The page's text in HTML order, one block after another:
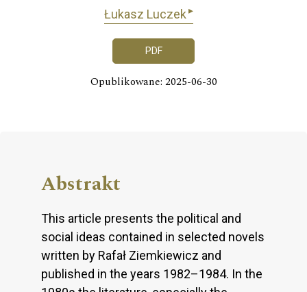
Łukasz Luczek ▸
PDF
Opublikowane: 2025-06-30
Abstrakt
This article presents the political and
social ideas contained in selected novels
written by Rafał Ziemkiewicz and
published in the years 1982–1984. In the